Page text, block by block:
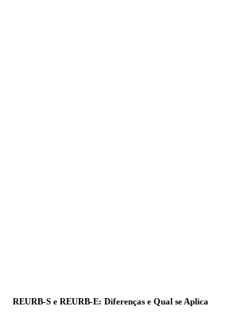
REURB-S e REURB-E: Diferenças e Qual se Aplica